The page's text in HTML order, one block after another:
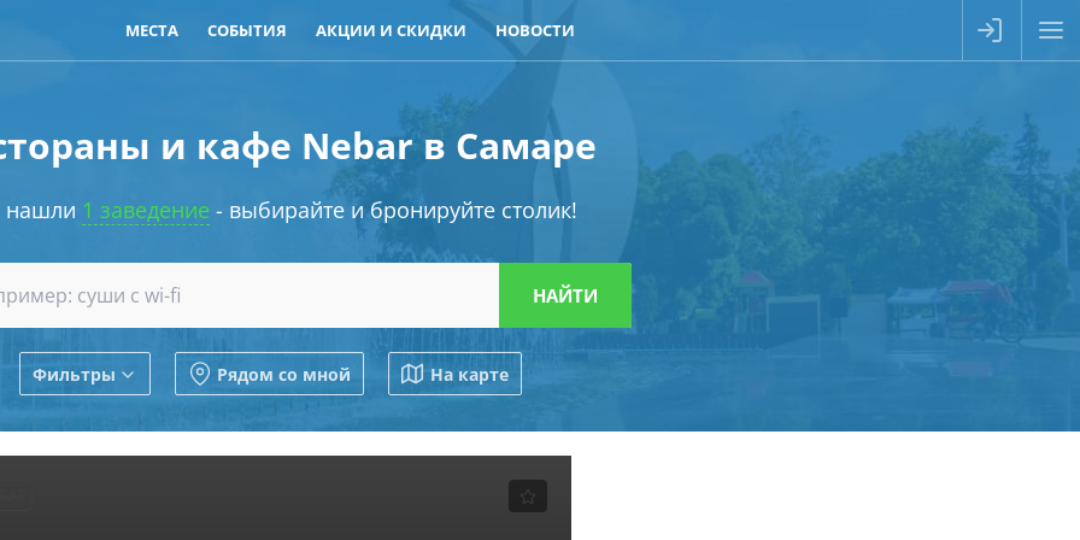
МЕСТА СОБЫТИЯ АКЦИИ И СКИДКИ НОВОСТИ
и кафе Nebar в Самаре
1 заведение - выбирайте и бронируйте столик!
Фильтры Рядом со мной На карте